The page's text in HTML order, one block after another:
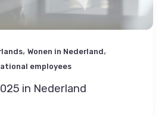
, Wonen in Nederland,
employees
in Nederland